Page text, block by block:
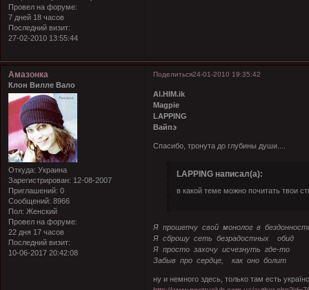
Провел на форуме:
7 дней 18 часов
Последний визит:
27-02-2010 13:55:44
Поделиться24-01-2010 19:35:42
Амазонка
Клон Вилле Вало
Откуда: Украина
Зарегистрирован: 12-08-2007
Приглашений: 0
Сообщений: 8966
Пол: Женский
Провел на форуме:
22 дня 17 часов
Последний визит:
10-06-2017 20:42:08
Al.HIM.ik
Magpie
LAPPING
Вайпэ
Спасибо, тронута до глубины души....
LAPPING написал(а):
в какой теме можно почитать твои
Я прошепчу свой монолог в
Я сброшу сеть безрадостных обид
Я просто захочу исчезнуть где-то
Забыв про сердце, как оно болит
ну и немного здесь, только там есть